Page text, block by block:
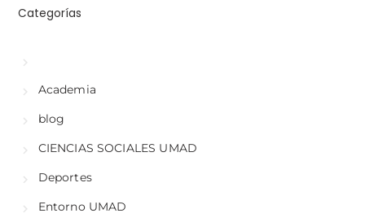
Categorías
Academia
blog
CIENCIAS SOCIALES UMAD
Deportes
Entorno UMAD